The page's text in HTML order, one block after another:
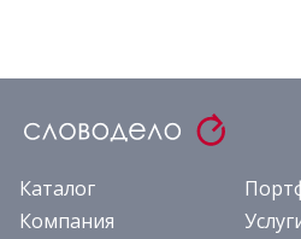
Каталог
Компания